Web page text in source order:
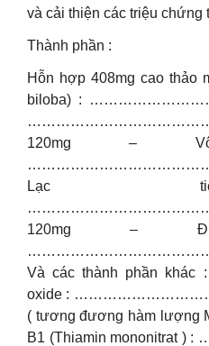
và cải thiện các triệu chứng
Thành phần :
Hỗn hợp 408mg cao thảo
biloba) :
120mg –
Lạc
120mg –
Và các thành phần khác :
oxide :
( tương đương hàm lượng
B1 (Thiamin mononitrat )